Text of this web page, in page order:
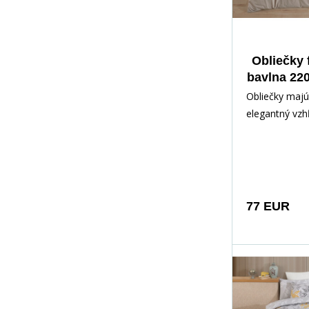
Obliečky
bavlna
Obliečky
elegantný
doplnený o
sústredné
pôsobia
zároveň
vankúš
77 EUR